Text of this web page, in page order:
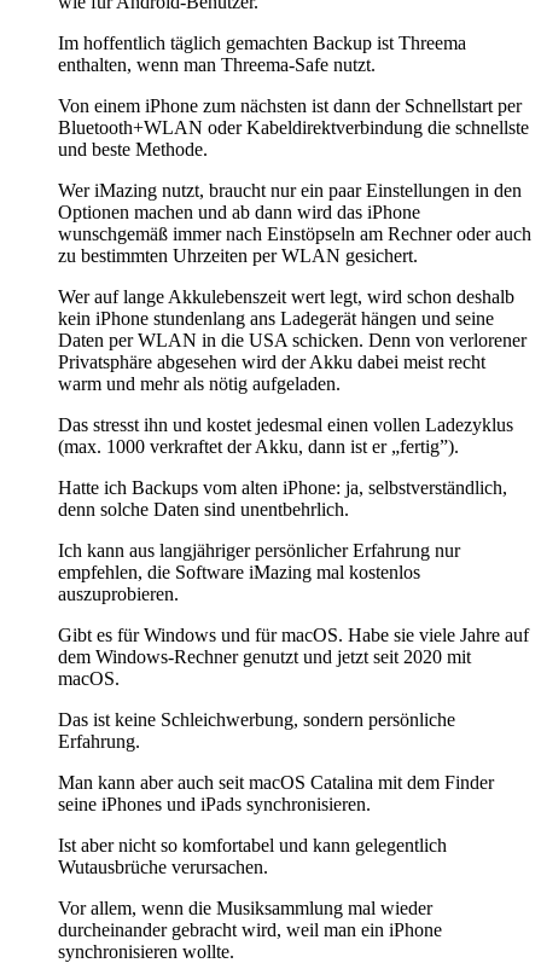
Im hoffentlich täglich gemachten Backup ist Threema
enthalten, wenn man Threema-Safe nutzt.
Von einem iPhone zum nächsten ist dann der Schnellstart per
Bluetooth+WLAN oder Kabeldirektverbindung die schnellste
und beste Methode.
Wer iMazing nutzt, braucht nur ein paar Einstellungen in den
Optionen machen und ab dann wird das iPhone
wunschgemäß immer nach Einstöpseln am Rechner oder auch
zu bestimmten Uhrzeiten per WLAN gesichert.
Wer auf lange Akkulebenszeit wert legt, wird schon deshalb
kein iPhone stundenlang ans Ladegerät hängen und seine
Daten per WLAN in die USA schicken. Denn von verlorener
Privatsphäre abgesehen wird der Akku dabei meist recht
warm und mehr als nötig aufgeladen.
Das stresst ihn und kostet jedesmal einen vollen Ladezyklus
(max. 1000 verkraftet der Akku, dann ist er „fertig”).
Hatte ich Backups vom alten iPhone: ja, selbstverständlich,
denn solche Daten sind unentbehrlich.
Ich kann aus langjähriger persönlicher Erfahrung nur
empfehlen, die Software iMazing mal kostenlos
auszuprobieren.
Gibt es für Windows und für macOS. Habe sie viele Jahre auf
dem Windows-Rechner genutzt und jetzt seit 2020 mit
macOS.
Das ist keine Schleichwerbung, sondern persönliche
Erfahrung.
Man kann aber auch seit macOS Catalina mit dem Finder
seine iPhones und iPads synchronisieren.
Ist aber nicht so komfortabel und kann gelegentlich
Wutausbrüche verursachen.
Vor allem, wenn die Musiksammlung mal wieder
durcheinander gebracht wird, weil man ein iPhone
synchronisieren wollte.